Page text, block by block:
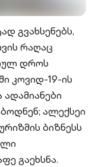
გვახსენებს,
რაღაც
დროს
კოვიდ-19-ის
ალექსეი
ბიზნესს
გაეხსნა.